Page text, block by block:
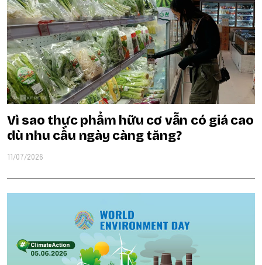
Vì sao thực phẩm hữu cơ vẫn có giá cao
dù nhu cầu ngày càng tăng?
11/07/2026